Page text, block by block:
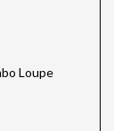
Loupe